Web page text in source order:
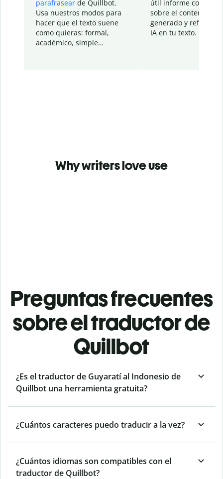
parafrasear de Quillbot.
Usa nuestros modos para
hacer que el texto suene
como quieras: formal,
académico, simple…
útil informe con
sobre el contenido
generado y refinado
IA en tu texto.
Why writers love use
Preguntas frecuentes
sobre el traductor de
Quillbot
¿Es el traductor de Guyaratí al Indonesio de
Quillbot una herramienta gratuita?
¿Cuántos caracteres puedo traducir a la vez?
¿Cuántos idiomas son compatibles con el
traductor de Quillbot?